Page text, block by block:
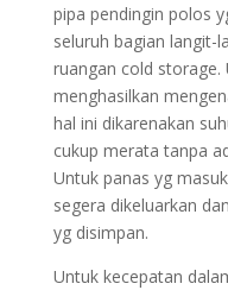
pipa pendingin polos
seluruh bagian langit-
ruangan cold storage.
menghasilkan
hal ini dikarenakan
cukup merata tanpa
Untuk panas yg
segera dikeluarkan
yg disimpan.
Untuk kecepatan